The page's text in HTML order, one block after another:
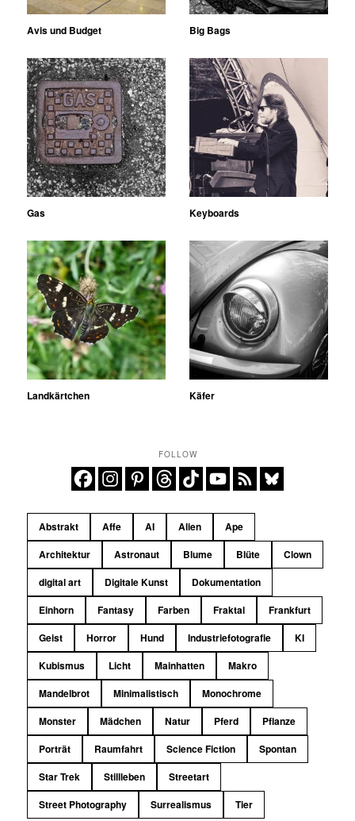
Avis und Budget Big Bags
Gas Keyboards
Landkärtchen Käfer
FOLLOW
Abstrakt Affe AI Alien
Ape
Architektur
Astronaut Blume Blüte
Clown
digital art
Digitale Kunst
Dokumentation
Einhorn
Fantasy Farben Fraktal
Frankfurt
Geist
Horror Hund Industriefotografie
KI
Kubismus
Licht Mainhatten
Makro
Mandelbrot
Minimalistisch
Monochrome
Monster
Mädchen Natur Pferd
Pflanze
Porträt
Raumfahrt Science Fiction
Spontan
Star Trek
Stillleben
Streetart
Street Photography
Surrealismus Tier